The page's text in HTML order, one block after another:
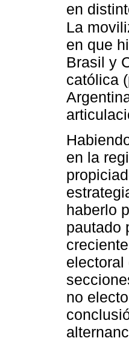
en
La
en que
Brasil y
católica
en la
haberlo
pautado
electoral
no